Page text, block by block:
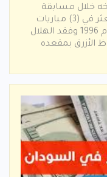
خلال مسابقة
الدوري الممتاز. ولم يسبق للأزرق أن تعثر في (3) مباريات
متتالية منذ انطلاقة البطولة في العام 1996 وفقد الهلال
الأزرق بمقعده